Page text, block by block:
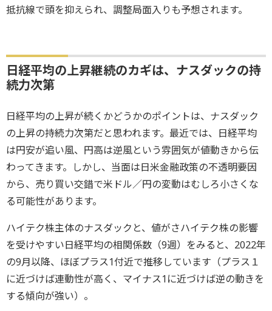
抵抗線で頭を抑えられ、調整局面入りも予想されます。
日経平均の上昇継続のカギは、ナスダックの持
続力次第
日経平均の上昇が続くかどうかのポイントは、ナスダック
の上昇の持続力次第だと思われます。最近では、日経平均
は円安が追い風、円高は逆風という雰囲気が値動きから伝
わってきます。しかし、当面は日米金融政策の不透明要因
から、売り買い交錯で米ドル／円の変動はむしろ小さくな
る可能性があります。
ハイテク株主体のナスダックと、値がさハイテク株の影響
を受けやすい日経平均の相関係数（9週）をみると、2022年
の9月以降、ほぼプラス1付近で推移しています（プラス１
に近づけば連動性が高く、マイナス1に近づけば逆の動きを
する傾向が強い）。